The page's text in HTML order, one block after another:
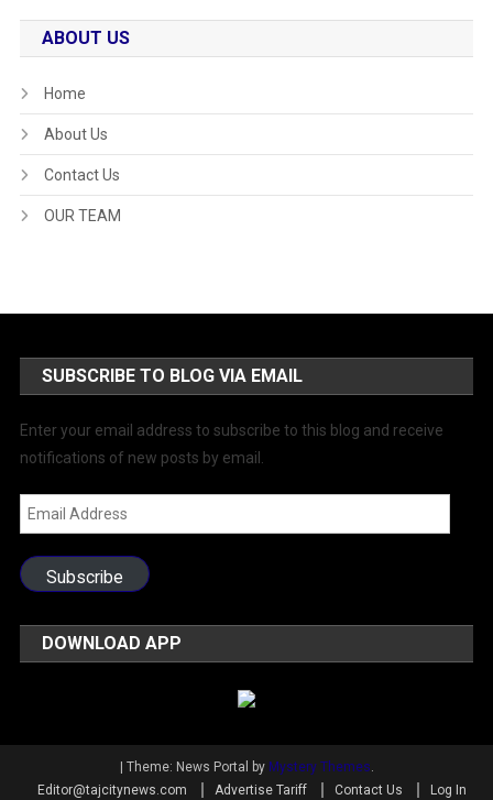
ABOUT US
Home
About Us
Contact Us
OUR TEAM
SUBSCRIBE TO BLOG VIA EMAIL
Enter your email address to subscribe to this blog and receive
notifications of new posts by email.
Email
Address
Subscribe
DOWNLOAD APP
| Theme: News Portal by Mystery Themes.
Editor@tajcitynews.com
Advertise Tariff Contact Us Log In